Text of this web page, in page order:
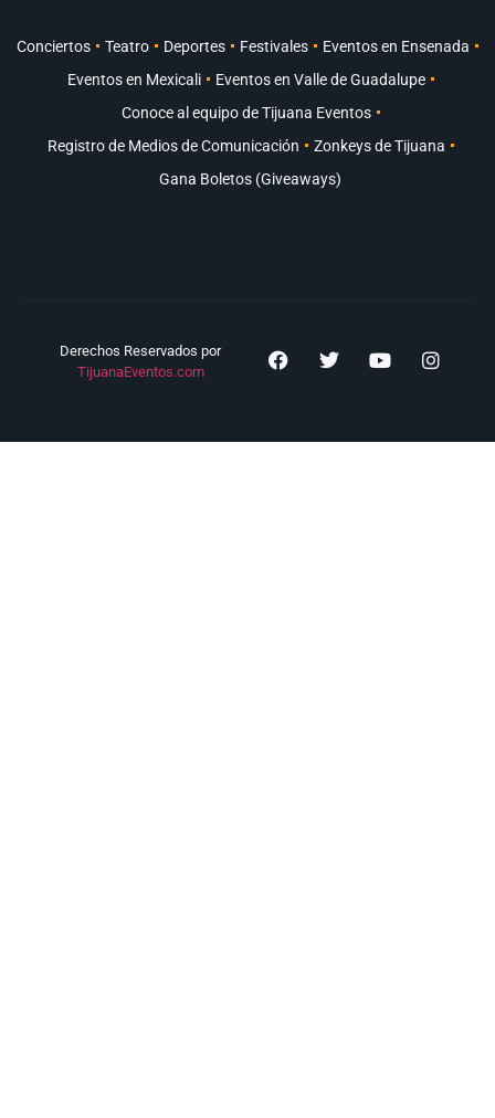
Conciertos Teatro Deportes Festivales
Eventos en Ensenada
Eventos en Mexicali
Eventos en Valle de Guadalupe
Conoce al equipo de Tijuana Eventos
Registro de Medios de Comunicación
Zonkeys de Tijuana
Gana Boletos (Giveaways)
Derechos Reservados por
TijuanaEventos.com